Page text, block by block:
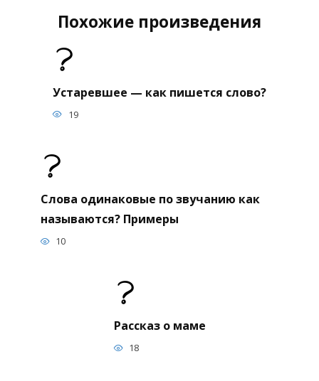
Похожие произведения
Устаревшее — как пишется слово?
19
Слова одинаковые по звучанию как
называются? Примеры
10
Рассказ о маме
18